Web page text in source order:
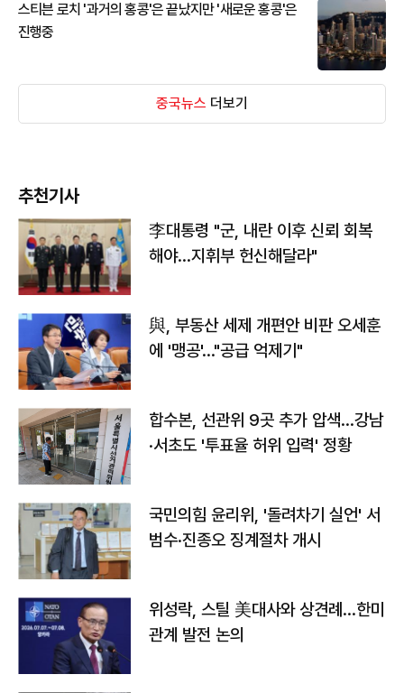
스티븐 로치 '과거의 홍콩'은 끝났지만 '새로운 홍콩'은
진행중
중국뉴스 더보기
추천기사
李대통령 "군, 내란 이후 신뢰 회복
해야…지휘부 헌신해달라"
與, 부동산 세제 개편안 비판 오세훈
에 '맹공'…"공급 억제기"
합수본, 선관위 9곳 추가 압색…강남
·서초도 '투표율 허위 입력' 정황
국민의힘 윤리위, '돌려차기 실언' 서
범수·진종오 징계절차 개시
위성락, 스틸 美대사와 상견례…한미
관계 발전 논의